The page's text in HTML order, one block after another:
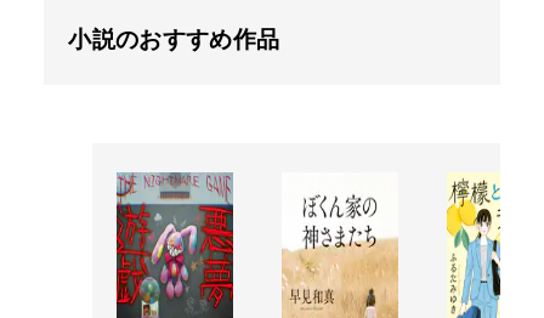
小説のおすすめ作品